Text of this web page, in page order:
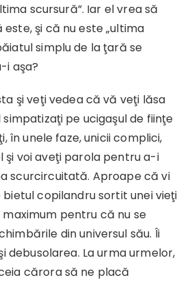
scursură”. Iar el vrea să
şi că nu este „ultima
simplu de la ţară se
i aşa?
şi veţi vedea că vă veţi lăsa
pe ucigaşul de fiinţe
în unele faze, unicii complici,
şi voi aveţi parola pentru a-i
scurcircuitată. Aproape că vi
copilandru sortit unei vieţi
pentru că nu se
din universul său. Îi
debusolarea. La urma urmelor,
cărora să ne placă